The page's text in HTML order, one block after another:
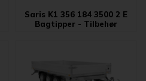
Saris K1 356 184 3500 2 E
Bagtipper - Tilbehør